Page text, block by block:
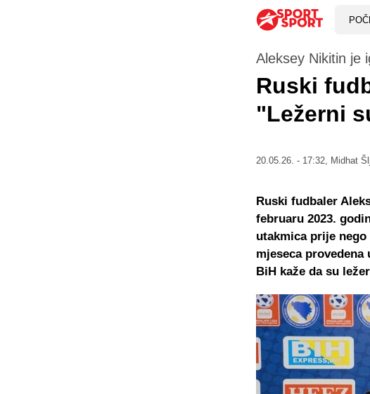
Aleksey Nikitin je
Ruski
"Ležerni
20.05.26. - 17:32, Midhat
Ruski fudbaler
februaru 2023.
utakmica prije
mjeseca
BiH kaže da su